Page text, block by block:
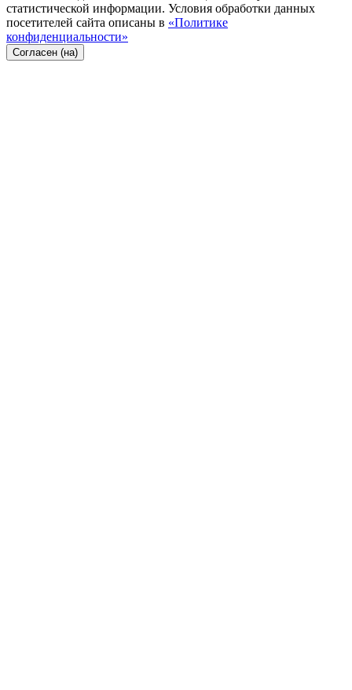
статистической информации. Условия обработки данных
посетителей сайта описаны в «Политике
конфиденциальности»
Согласен (на)